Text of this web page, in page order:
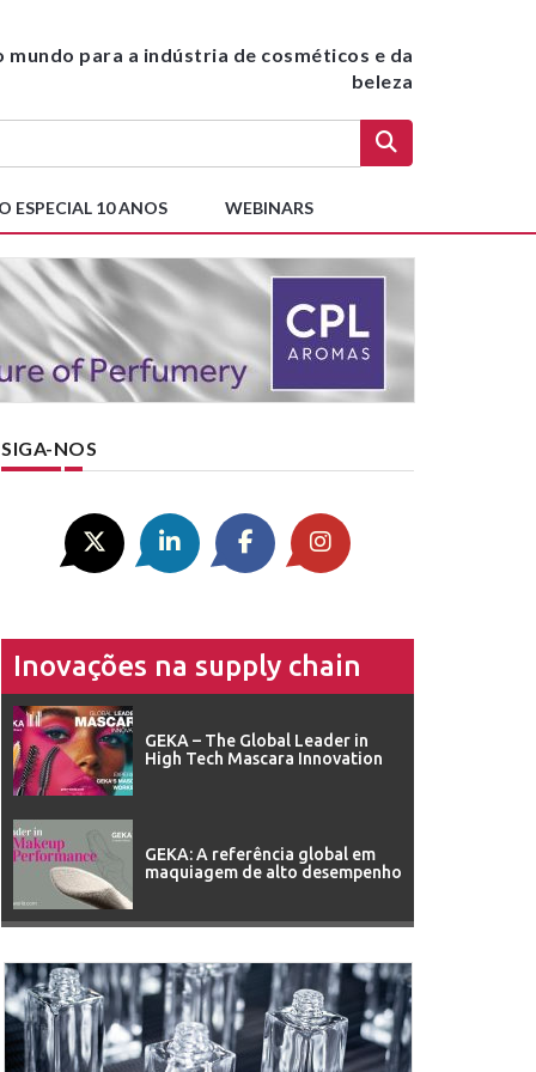
mundo para a indústria de cosméticos e da
beleza
ESPECIAL 10 ANOS WEBINARS
SIGA-NOS
Inovações na supply chain
GEKA – The Global Leader in
High Tech Mascara Innovation
GEKA: A referência global em
maquiagem de alto desempenho